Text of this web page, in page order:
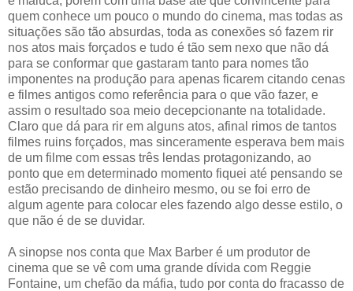
quem conhece um pouco o mundo do cinema, mas todas as
situações são tão absurdas, toda as conexões só fazem rir
nos atos mais forçados e tudo é tão sem nexo que não dá
para se conformar que gastaram tanto para nomes tão
imponentes na produção para apenas ficarem citando cenas
e filmes antigos como referência para o que vão fazer, e
assim o resultado soa meio decepcionante na totalidade.
Claro que dá para rir em alguns atos, afinal rimos de tantos
filmes ruins forçados, mas sinceramente esperava bem mais
de um filme com essas três lendas protagonizando, ao
ponto que em determinado momento fiquei até pensando se
estão precisando de dinheiro mesmo, ou se foi erro de
algum agente para colocar eles fazendo algo desse estilo, o
que não é de se duvidar.
A sinopse nos conta que Max Barber é um produtor de
cinema que se vê com uma grande dívida com Reggie
Fontaine, um chefão da máfia, tudo por conta do fracasso de